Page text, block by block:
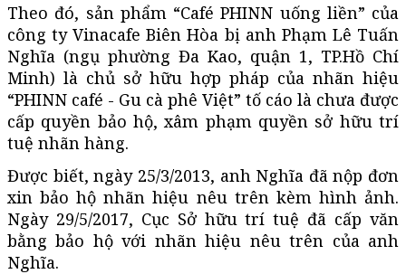
Theo đó, sản phẩm “Café PHINN uống liền” của
công ty Vinacafe Biên Hòa bị anh Phạm Lê Tuấn
Nghĩa (ngụ phường Đa Kao, quận 1, TP.Hồ Chí
Minh) là chủ sở hữu hợp pháp của nhãn hiệu
“PHINN café - Gu cà phê Việt” tố cáo là chưa được
cấp quyền bảo hộ, xâm phạm quyền sở hữu trí
tuệ nhãn hàng.
Được biết, ngày 25/3/2013, anh Nghĩa đã nộp đơn
xin bảo hộ nhãn hiệu nêu trên kèm hình ảnh.
Ngày 29/5/2017, Cục Sở hữu trí tuệ đã cấp văn
bằng bảo hộ với nhãn hiệu nêu trên của anh
Nghĩa.